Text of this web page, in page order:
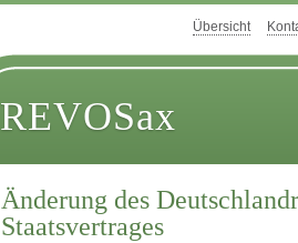
Übersicht
REVOSax
Änderung des
Staatsvertrages